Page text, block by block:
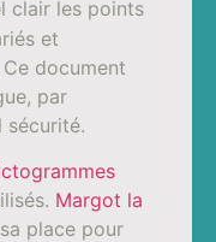
clair les points
et
document
par
sécurité.
Margot la
place pour